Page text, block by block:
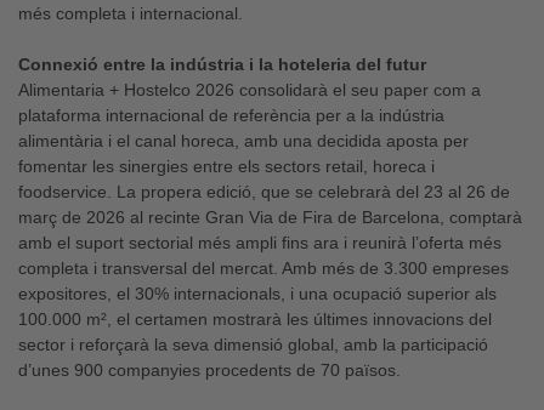
més completa i internacional.
Connexió entre la indústria i la hoteleria del futur
Alimentaria + Hostelco 2026 consolidarà el seu paper com a
plataforma internacional de referència per a la indústria
alimentària i el canal horeca, amb una decidida aposta per
fomentar les sinergies entre els sectors retail, horeca i
foodservice. La propera edició, que se celebrarà del 23 al 26 de
març de 2026 al recinte Gran Via de Fira de Barcelona, comptarà
amb el suport sectorial més ampli fins ara i reunirà l’oferta més
completa i transversal del mercat. Amb més de 3.300 empreses
expositores, el 30% internacionals, i una ocupació superior als
100.000 m², el certamen mostrarà les últimes innovacions del
sector i reforçarà la seva dimensió global, amb la participació
d’unes 900 companyies procedents de 70 països.